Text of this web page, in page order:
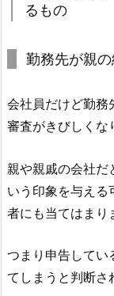
るもの
勤務先が親
会社員だけど勤務
審査がきびしくな
親や親戚の会社だ
いう印象を与える
者にも当てはまり
つまり申告してい
てしまうと判断さ